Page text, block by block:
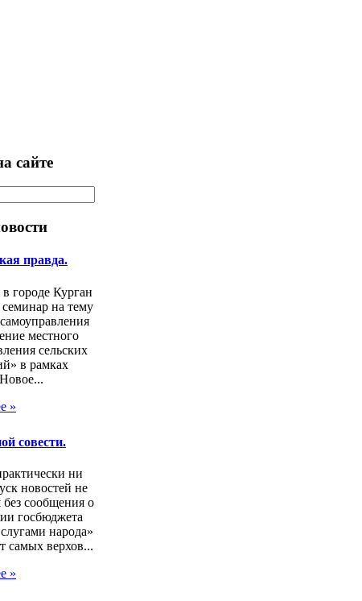
сайте
правда.
в городе Курган
семинар на тему
местного
сельских
в рамках
»
совести.
ни
новостей не
без сообщения о
госбюджета
народа»
самых верхов...
»